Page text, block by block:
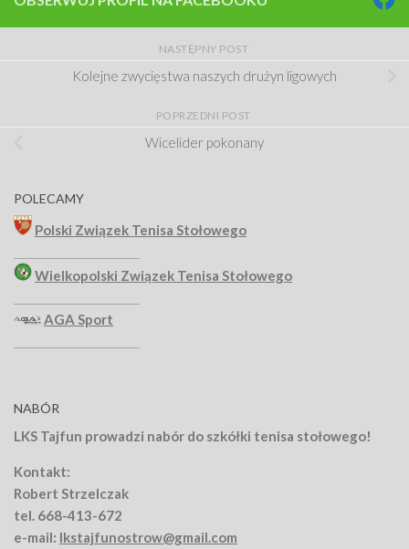
NASTĘPNY POST
Kolejne zwycięstwa naszych drużyn ligowych
POPRZEDNI POST
Wicelider pokonany
POLECAMY
Polski Związek Tenisa Stołowego
Wielkopolski Związek Tenisa Stołowego
AGA Sport
NABÓR
LKS Tajfun prowadzi nabór do szkółki tenisa stołowego!
Kontakt:
Robert Strzelczak
tel. 668-413-672
e-mail: lkstajfunostrow@gmail.com